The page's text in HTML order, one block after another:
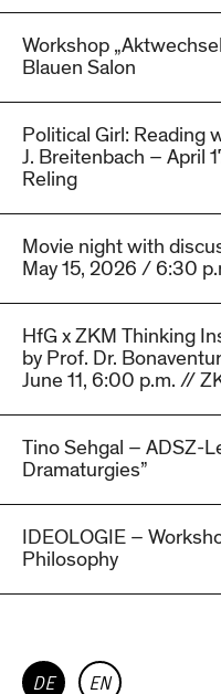
Workshop
Blauen Salon
Political Girl: Reading
J. Breitenbach – April
Reling
Movie night with
May 15, 2026 / 6:30
HfG x ZKM Thinking
by Prof. Dr.
June 11, 6:00 p.m. //
Tino Sehgal – ADSZ-
Dramaturgies”
IDEOLOGIE –
Philosophy
DE EN